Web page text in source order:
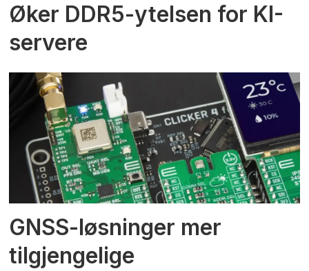
Øker DDR5-ytelsen for KI-
servere
GNSS-løsninger mer
tilgjengelige